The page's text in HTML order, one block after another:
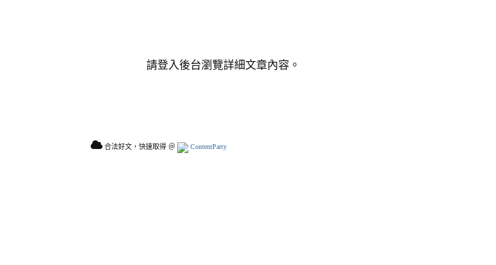
請登入後台瀏覽詳細文章內容。
合法好文，快速取得 ＠ ContentParty